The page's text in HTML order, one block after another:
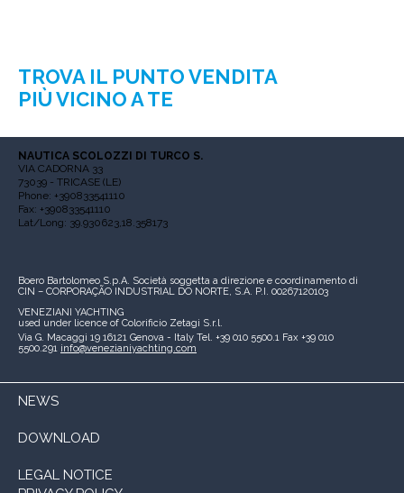
TROVA IL PUNTO VENDITA
PIÙ VICINO A TE
NAUTICA SCOLOZZI DI TURCO S.
VIA CADORNA 33
73039 - TRICASE (LE)
Phone: +390833541110
Fax: +390833541110
Lat/Long: 39.930623,18.358173
Boero Bartolomeo S.p.A. Società soggetta a direzione e coordinamento di
CIN – CORPORAÇÃO INDUSTRIAL DO NORTE, S.A. P.I. 00267120103
VENEZIANI YACHTING
used under licence of Colorificio Zetagi S.r.l.
Via G. Macaggi 19 16121 Genova - Italy Tel. +39 010 5500.1 Fax +39 010
5500.291 info@venezianiyachting.com
NEWS
DOWNLOAD
LEGAL NOTICE